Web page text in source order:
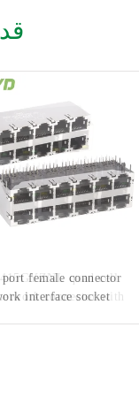
quad cell
connector with
port female connector
interface socket